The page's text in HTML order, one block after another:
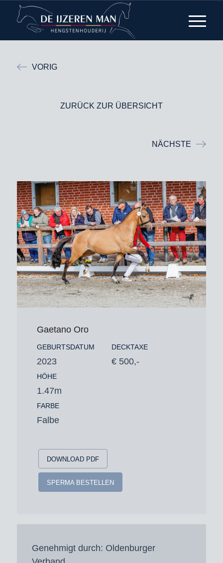
VORIG
ZURÜCK ZUR ÜBERSICHT
NÄCHSTE
Gaetano Oro
GEBURTSDATUM
2023
HÖHE
1.47m
FARBE
Falbe
DECKTAXE
€ 500,-
DOWNLOAD PDF
SPERMA BESTELLEN
Genehmigt durch: Oldenburger